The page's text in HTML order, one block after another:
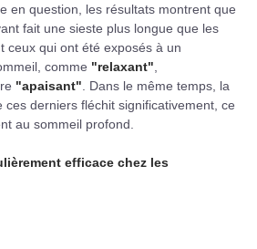
en question, les résultats montrent que
fait une sieste plus longue que les
ceux qui ont été exposés à un
comme "relaxant"
"apaisant" . Dans le même temps, la
derniers fléchit significativement, ce
au sommeil profond.
efficace chez les